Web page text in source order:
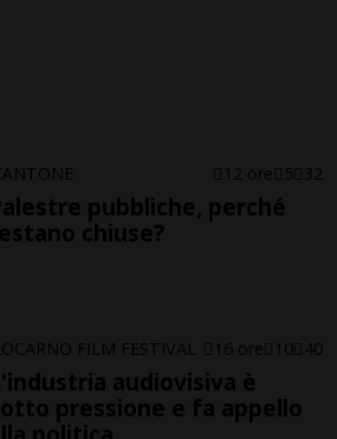
12 ore 5 32
pubbliche, perché
chiuse?
FILM FESTIVAL 16 ore 10 40
audiovisiva è
pressione e fa appello